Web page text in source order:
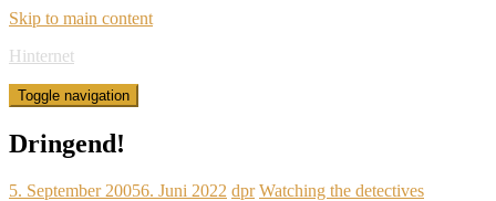
Skip to main content
Hinternet
Toggle navigation
Dringend!
5. September 20056. Juni 2022 dpr Watching the detectives